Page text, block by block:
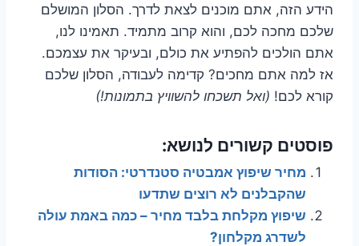
הידע הזה, אתם מוכנים לצאת לדרך. הסלון המושלם
שלכם מחכה לכם, והוא קרוב מתמיד. תאמינו לנו,
אתם הולכים להפתיע את כולם, ובעיקר את עצמכם.
אז למה אתם מחכים? קדימה לעבודה, הסלון שלכם
קורא לכם! (ואל תשכחו להשוויץ בתמונות!)
פוסטים קשורים לנושא:
מחיר שיפוץ אמבטיה סטנדרטי: הסודות
שהקבלנים לא רוצים שתדעו
שיפוץ מקלחת בלבד מחיר – כמה באמת עולה
לשדרג מקלחון?